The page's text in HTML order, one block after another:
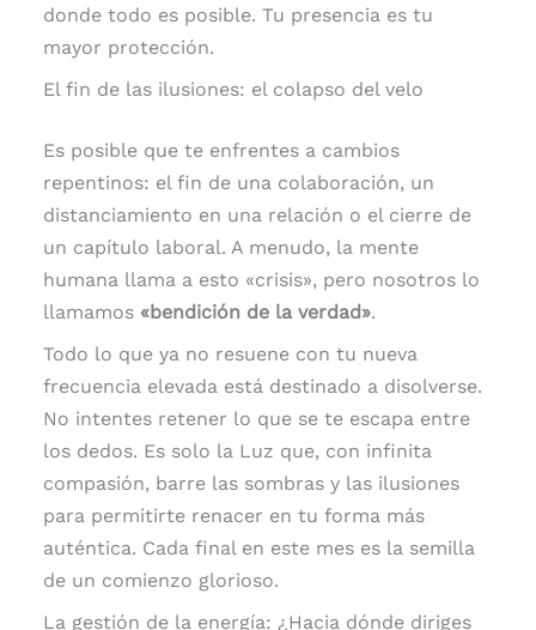
donde todo es posible. Tu presencia es tu
mayor protección.
El fin de las ilusiones: el colapso del velo
Es posible que te enfrentes a cambios
repentinos: el fin de una colaboración, un
distanciamiento en una relación o el cierre de
un capítulo laboral. A menudo, la mente
humana llama a esto «crisis», pero nosotros lo
llamamos «bendición de la verdad».
Todo lo que ya no resuene con tu nueva
frecuencia elevada está destinado a disolverse.
No intentes retener lo que se te escapa entre
los dedos. Es solo la Luz que, con infinita
compasión, barre las sombras y las ilusiones
para permitirte renacer en tu forma más
auténtica. Cada final en este mes es la semilla
de un comienzo glorioso.
La gestión de la energía: ¿Hacia dónde diriges